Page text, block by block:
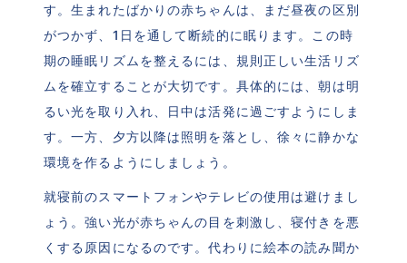
す。生まれたばかりの赤ちゃんは、まだ昼夜の区別
がつかず、1日を通して断続的に眠ります。この時
期の睡眠リズムを整えるには、規則正しい生活リズ
ムを確立することが大切です。具体的には、朝は明
るい光を取り入れ、日中は活発に過ごすようにしま
す。一方、夕方以降は照明を落とし、徐々に静かな
環境を作るようにしましょう。
就寝前のスマートフォンやテレビの使用は避けまし
ょう。強い光が赤ちゃんの目を刺激し、寝付きを悪
くする原因になるのです。代わりに絵本の読み聞か